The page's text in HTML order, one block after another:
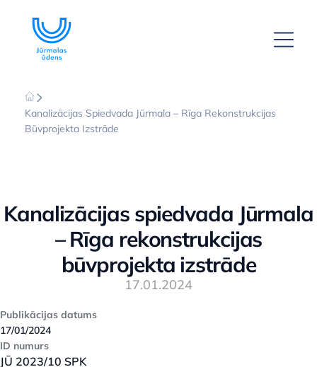
Kanalizācijas Spiedvada Jūrmala – Rīga Rekonstrukcijas
Būvprojekta Izstrāde
Kanalizācijas spiedvada Jūrmala
– Rīga rekonstrukcijas
būvprojekta izstrāde
17.01.2024
Publikācijas datums
17/01/2024
ID numurs
JŪ 2023/10 SPK